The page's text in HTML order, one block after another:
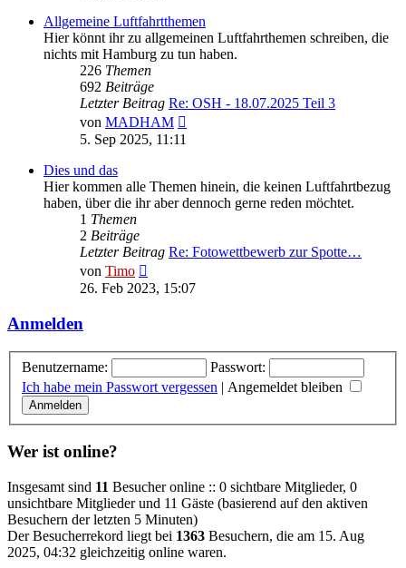
Allgemeine Luftfahrtthemen
Hier könnt ihr zu allgemeinen Luftfahrthemen schreiben, die
nichts mit Hamburg zu tun haben.
226 Themen
692 Beiträge
Letzter Beitrag Re: OSH - 18.07.2025 Teil 3
von MADHAM
5. Sep 2025, 11:11
Dies und das
Hier kommen alle Themen hinein, die keinen Luftfahrtbezug
haben, über die ihr aber dennoch gerne reden möchtet.
1 Themen
2 Beiträge
Letzter Beitrag Re: Fotowettbewerb zur Spotte…
von Timo
Beitrag
26. Feb 2023, 15:07
Anmelden
Benutzername:
Passwort:
Ich habe mein Passwort vergessen | Angemeldet bleiben
Wer ist online?
Insgesamt sind 11 Besucher online :: 0 sichtbare Mitglieder, 0
unsichtbare Mitglieder und 11 Gäste (basierend auf den aktiven
Besuchern der letzten 5 Minuten)
Der Besucherrekord liegt bei 1363 Besuchern, die am 15. Aug
2025, 04:32 gleichzeitig online waren.